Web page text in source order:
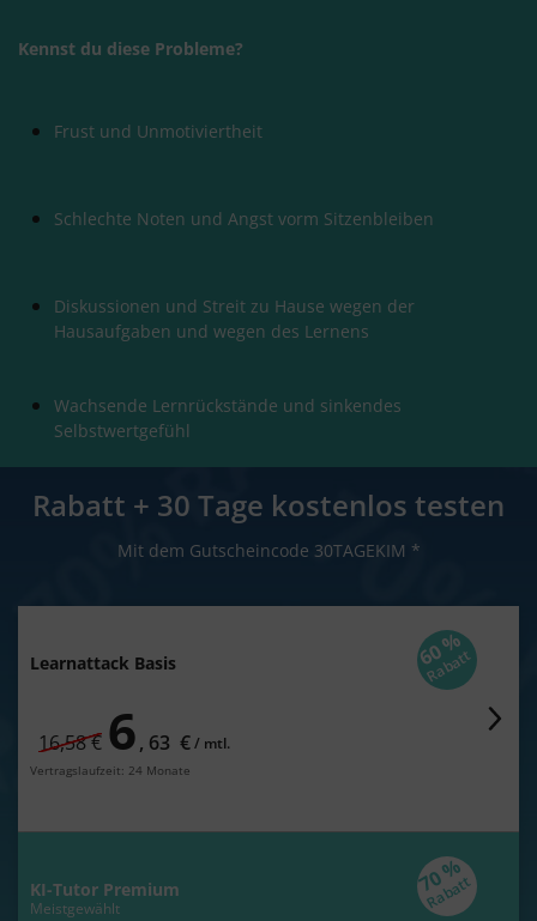
Kennst du diese Probleme?
Frust und Unmotiviertheit
Schlechte Noten und Angst vorm Sitzenbleiben
Diskussionen und Streit zu Hause wegen der
Hausaufgaben und wegen des Lernens
Wachsende Lernrückstände und sinkendes
Selbstwertgefühl
Rabatt + 30 Tage kostenlos testen
Mit dem Gutscheincode 30TAGEKIM *
60 %
Rabatt
Learnattack Basis
6, 63 €
statt regulär
16,58 € / monatlich
mtl.
Vertragslaufzeit: 24 Monate
70 %
Rabatt
KI-Tutor Premium
Meistgewählt